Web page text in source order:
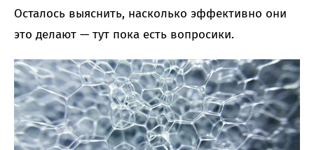
Осталось выяснить, насколько эффективно они
это делают — тут пока есть вопросики.